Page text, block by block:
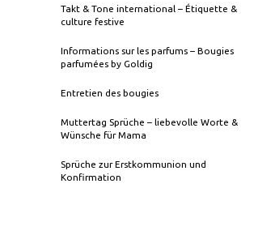
Takt & Tone international – Étiquette &
culture festive
Informations sur les parfums – Bougies
parfumées by Goldig
Entretien des bougies
Muttertag Sprüche – liebevolle Worte &
Wünsche für Mama
Sprüche zur Erstkommunion und
Konfirmation